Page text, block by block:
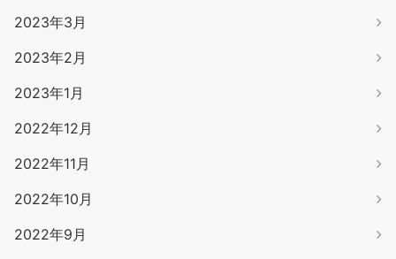
2023年3月
2023年2月
2023年1月
2022年12月
2022年11月
2022年10月
2022年9月